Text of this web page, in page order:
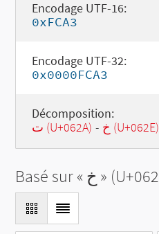
Encodage UTF-16:
0xFCA3
Encodage UTF-32:
0x0000FCA3
Décomposition:
ت (U+062A) - خ (U+062E)
Basé sur « خ »